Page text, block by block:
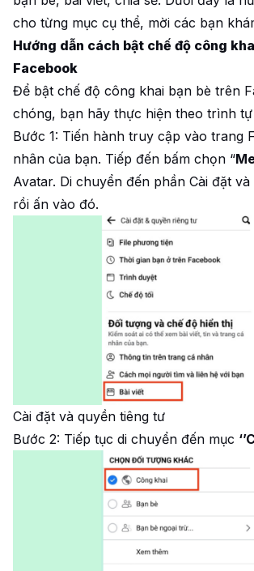
cho từng mục cụ thể, mời các bạn
Hướng dẫn cách bật chế độ công
Facebook
Để bật chế độ công khai bạn bè trên
chóng, bạn hãy thực hiện theo trình
Bước 1: Tiến hành truy cập vào trang
nhân của bạn. Tiếp đến bấm chọn “
Avatar. Di chuyển đến phần Cài đặt
rồi ấn vào đó.
Cài đặt và quyền tiêng tư
Bước 2: Tiếp tục di chuyển đến mục